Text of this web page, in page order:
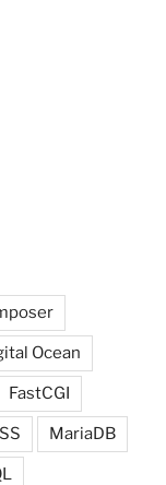
Ocean
FastCGI
MariaDB